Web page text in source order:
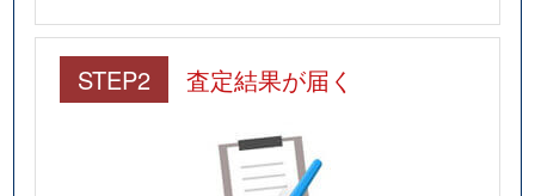
STEP2 査定結果が届く